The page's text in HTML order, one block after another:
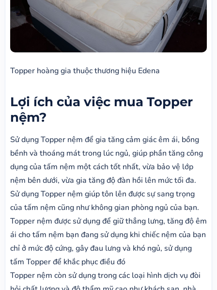
Topper hoàng gia thuộc thương hiệu Edena
Lợi ích của việc mua Topper
nệm?
Sử dụng Topper nệm để gia tăng cảm giác êm ái, bồng
bềnh và thoáng mát trong lúc ngủ, giúp phần tăng công
dụng của tấm nệm một cách tốt nhất, vừa bảo vệ lớp
nệm bên dưới, vừa gia tăng độ đàn hồi lên mức tối đa.
Sử dụng Topper nệm giúp tôn lên được sự sang trọng
của tấm nệm cũng như không gian phòng ngủ của bạn.
Topper nệm được sử dụng để giữ thẳng lưng, tăng độ êm
ái cho tấm nệm bạn đang sử dụng khi chiếc nệm của bạn
chỉ ở mức độ cứng, gây đau lưng và khó ngủ, sử dụng
tấm Topper để khắc phục điều đó
Topper nệm còn sử dụng trong các loại hình dịch vụ đòi